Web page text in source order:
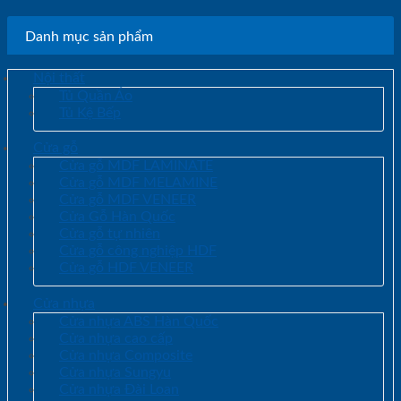
Danh mục sản phẩm
Nội thất
Tủ Quần Áo
Tủ Kệ Bếp
Cửa gỗ
Cửa gỗ MDF LAMINATE
Cửa gỗ MDF MELAMINE
Cửa gỗ MDF VENEER
Cửa Gỗ Hàn Quốc
Cửa gỗ tự nhiên
Cửa gỗ công nghiệp HDF
Cửa gỗ HDF VENEER
Cửa nhựa
Cửa nhựa ABS Hàn Quốc
Cửa nhựa cao cấp
Cửa nhựa Composite
Cửa nhựa Sungyu
Cửa nhựa Đài Loan